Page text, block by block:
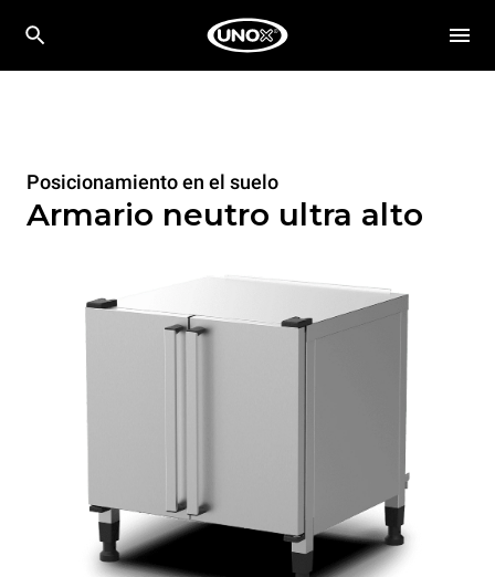
Posicionamiento en el suelo
Armario neutro ultra alto